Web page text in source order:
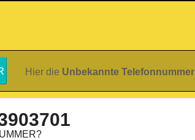
Hier die Unbekannte Telefonnummer